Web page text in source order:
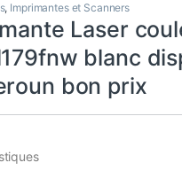
, Imprimantes et Scanners
Laser
blanc
bon prix